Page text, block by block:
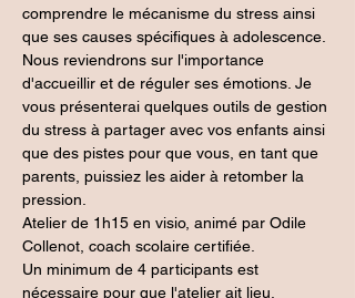
comprendre le mécanisme du stress ainsi
que ses causes spécifiques à adolescence.
Nous reviendrons sur l'importance
d'accueillir et de réguler ses émotions. Je
vous présenterai quelques outils de gestion
du stress à partager avec vos enfants ainsi
que des pistes pour que vous, en tant que
parents, puissiez les aider à retomber la
pression.
Atelier de 1h15 en visio, animé par Odile
Collenot, coach scolaire certifiée.
Un minimum de 4 participants est
nécessaire pour que l'atelier ait lieu.